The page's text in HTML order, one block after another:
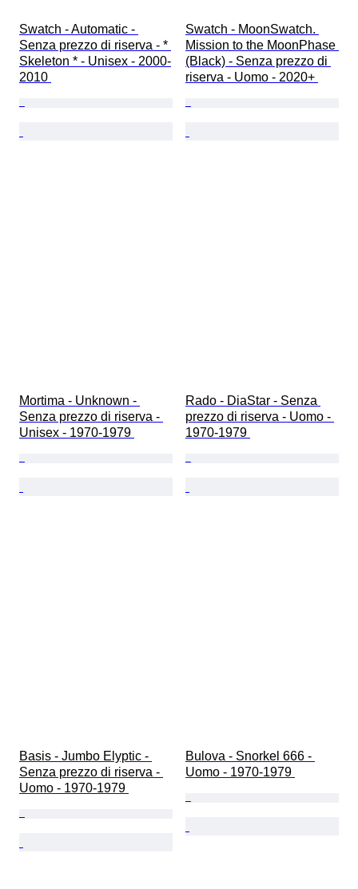
Swatch - Automatic -
Senza prezzo di riserva - *
Skeleton * - Unisex - 2000-
2010
Swatch - MoonSwatch.
Mission to the MoonPhase
(Black) - Senza prezzo di
riserva - Uomo - 2020+
Mortima - Unknown -
Senza prezzo di riserva -
Unisex - 1970-1979
Rado - DiaStar - Senza
prezzo di riserva - Uomo -
1970-1979
Basis - Jumbo Elyptic -
Senza prezzo di riserva -
Uomo - 1970-1979
Bulova - Snorkel 666 -
Uomo - 1970-1979